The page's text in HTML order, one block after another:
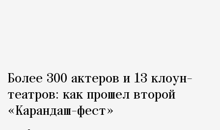
Более 300 актеров и 13 клоун-
театров: как прошел второй
«Карандаш-фест»